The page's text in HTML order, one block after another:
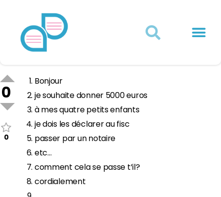
0
0
Bonjour
je souhaite donner 5000 euros
à mes quatre petits enfants
je dois les déclarer au fisc
passer par un notaire
etc…
comment cela se passe t’il?
cordialement